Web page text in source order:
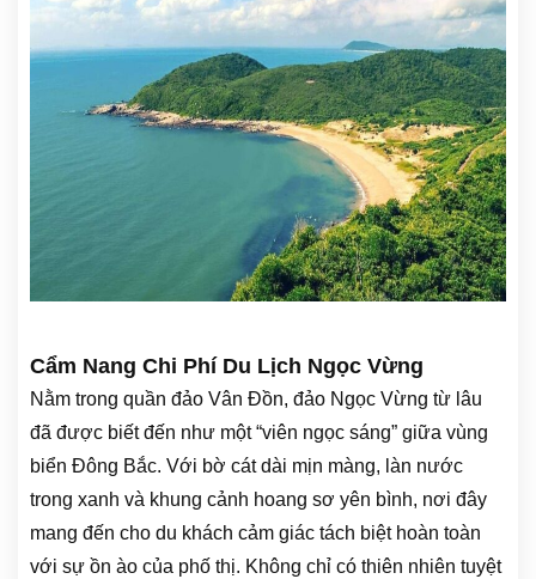
Cẩm Nang Chi Phí Du Lịch Ngọc Vừng
Nằm trong quần đảo Vân Đồn, đảo Ngọc Vừng từ lâu
đã được biết đến như một “viên ngọc sáng” giữa vùng
biển Đông Bắc. Với bờ cát dài mịn màng, làn nước
trong xanh và khung cảnh hoang sơ yên bình, nơi đây
mang đến cho du khách cảm giác tách biệt hoàn toàn
với sự ồn ào của phố thị. Không chỉ có thiên nhiên tuyệt